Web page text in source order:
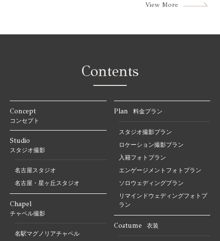
View More
Contents
Concept
コンセプト
Studio
スタジオ撮影
名古屋スタジオ
名古屋・星ヶ丘スタジオ
Chapel
チャペル撮影
名駅マグノリアチャペル
Plan 料金プラン
スタジオ撮影プラン
ロケーション撮影プラン
入籍フォトプラン
エンゲージメントフォトプラン
ソロウェディングプラン
リマインドウェディングフォトプ
ラン
Costume 衣装